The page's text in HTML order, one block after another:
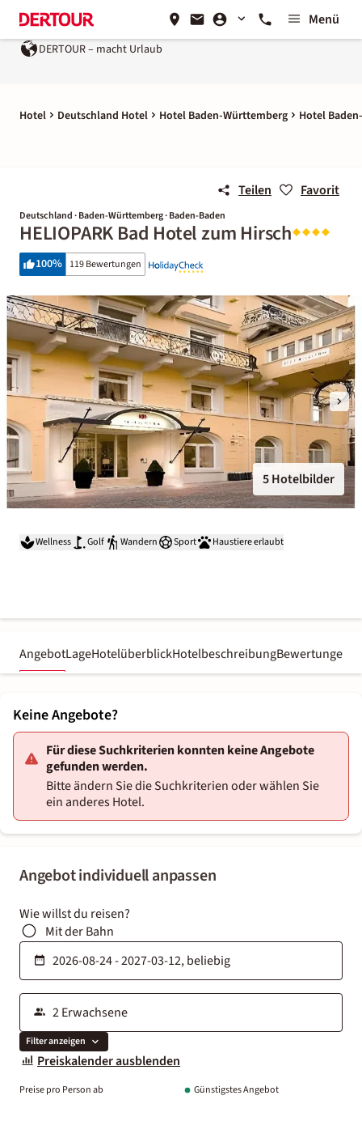
Menü
DERTOUR – macht Urlaub
Hotel Deutschland Hotel Hotel Baden-Württemberg Hotel
Teilen Favorit
Deutschland · Baden-Württemberg · Baden-Baden
HELIOPARK Bad Hotel zum Hirsch
100% 119 Bewertungen
5 Hotelbilder
Wellness Golf Wandern Sport Haustiere erlaubt
AngebotLageHotelüberblickHotelbeschreibungBewertungen
Angebot individuell anpassen
Wie willst du reisen?
Mit der Bahn
Filter anzeigen
Preiskalender ausblenden
Preise pro Person ab Günstigstes Angebot
Keine Angebote?
Für diese Suchkriterien konnten keine Angebote
gefunden werden.
Bitte ändern Sie die Suchkriterien oder wählen Sie
ein anderes Hotel.